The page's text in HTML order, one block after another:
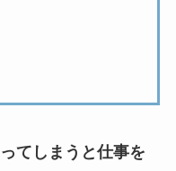
てしまうと仕事を